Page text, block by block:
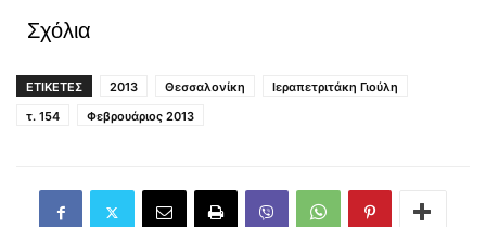
Σχόλια
ΕΤΙΚΕΤΕΣ 2013 Θεσσαλονίκη
Ιεραπετριτάκη Γιούλη
τ. 154
Φεβρουάριος 2013